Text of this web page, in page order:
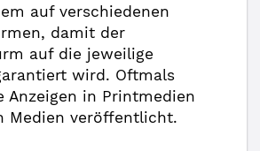
auf verschiedenen
damit der
auf die jeweilige
wird. Oftmals
Anzeigen in Printmedien
Medien veröffentlicht.